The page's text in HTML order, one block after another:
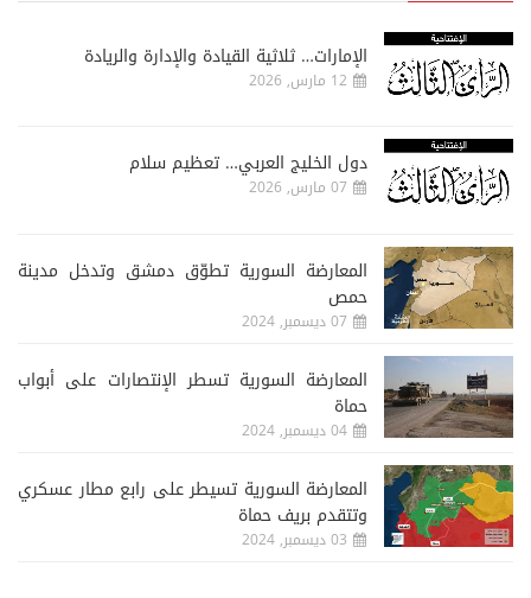
الإمارات… ثلاثية القيادة والإدارة والريادة
12 مارس, 2026
دول الخليج العربي… تعظيم سلام
07 مارس, 2026
المعارضة السورية تطوّق دمشق وتدخل مدينة
حمص
07 ديسمبر, 2024
المعارضة السورية تسطر الإنتصارات على أبواب
حماة
04 ديسمبر, 2024
المعارضة السورية تسيطر على رابع مطار عسكري
وتتقدم بريف حماة
03 ديسمبر, 2024